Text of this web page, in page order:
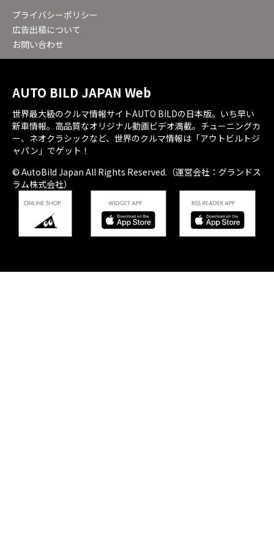
プライバシーポリシー
広告出稿について
お問い合わせ
AUTO BILD JAPAN Web
世界最大級のクルマ情報サイトAUTO BILDの日本版。いち早い
新車情報。高品質なオリジナル動画ビデオ満載。チューニングカ
ー、ネオクラシックなど、世界のクルマ情報は「アウトビルトジ
ャパン」でゲット！
© AutoBild Japan All Rights Reserved.（運営会社：グランドス
ラム株式会社）